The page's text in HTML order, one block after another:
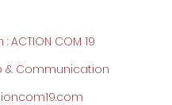
ACTION COM 19
& Communication